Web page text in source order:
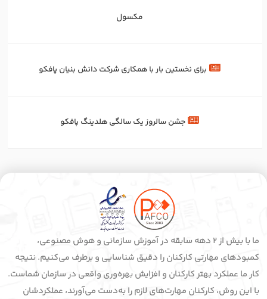
مکسول
برای‌ نخستین‌ بار با همکاری شرکت دانش بنیان پافکو
جشن سالروز یک سالگی هلدینگ پافکو
ما با بیش از 2 دهه سابقه در آموزش سازمانی و هوش مصنوعی،
کمبودهای مهارتی کارکنان را دقیق شناسایی و برطرف می‌کنیم. نتیجه
کار ما عملکرد بهتر کارکنان و افزایش بهره‌وری واقعی در سازمان شماست.
با این روش، کارکنان مهارت‌های لازم را به‌دست می‌آورند، عملکردشان